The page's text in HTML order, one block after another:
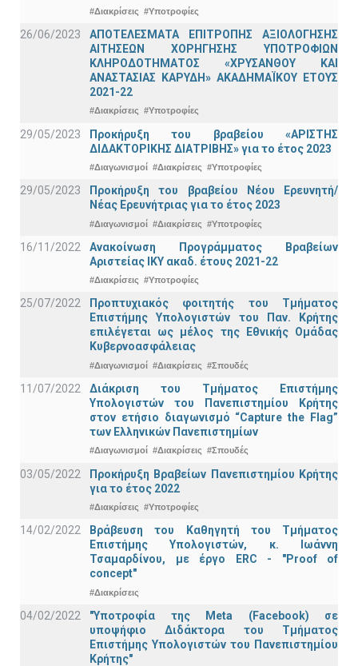
#Διακρίσεις #Υποτροφίες
26/06/2023
ΑΠΟΤΕΛΕΣΜΑΤΑ ΕΠΙΤΡΟΠΗΣ ΑΞΙΟΛΟΓΗΣΗΣ
ΑΙΤΗΣΕΩΝ ΧΟΡΗΓΗΣΗΣ ΥΠΟΤΡΟΦΙΩΝ
ΚΛΗΡΟΔΟΤΗΜΑΤΟΣ «ΧΡΥΣΑΝΘΟΥ ΚΑΙ
ΑΝΑΣΤΑΣΙΑΣ ΚΑΡΥΔΗ» ΑΚΑΔΗΜΑΪΚΟΥ ΕΤΟΥΣ
2021-22
#Διακρίσεις #Υποτροφίες
29/05/2023
Προκήρυξη του βραβείου «ΑΡΙΣΤΗΣ
ΔΙΔΑΚΤΟΡΙΚΗΣ ΔΙΑΤΡΙΒΗΣ» για το έτος 2023
#Διαγωνισμοί #Διακρίσεις #Υποτροφίες
29/05/2023
Προκήρυξη του βραβείου Νέου Ερευνητή/
Νέας Ερευνήτριας για το έτος 2023
#Διαγωνισμοί #Διακρίσεις #Υποτροφίες
16/11/2022
Ανακοίνωση Προγράμματος Βραβείων
Αριστείας ΙΚΥ ακαδ. έτους 2021-22
#Διακρίσεις #Υποτροφίες
25/07/2022
Προπτυχιακός φοιτητής του Τμήματος
Επιστήμης Υπολογιστών του Παν. Κρήτης
επιλέγεται ως μέλος της Εθνικής Ομάδας
Κυβερνοασφάλειας
#Διαγωνισμοί #Διακρίσεις #Σπουδές
11/07/2022
Διάκριση του Τμήματος Επιστήμης
Υπολογιστών του Πανεπιστημίου Κρήτης
στον ετήσιο διαγωνισμό “Capture the Flag”
των Ελληνικών Πανεπιστημίων
#Διαγωνισμοί #Διακρίσεις #Σπουδές
03/05/2022
Προκήρυξη Βραβείων Πανεπιστημίου Κρήτης
για το έτος 2022
#Διακρίσεις #Υποτροφίες
14/02/2022
Βράβευση του Καθηγητή του Τμήματος
Επιστήμης Υπολογιστών, κ. Ιωάννη
Τσαμαρδίνου, με έργο ERC - "Proof of
concept"
#Διακρίσεις
04/02/2022
"Υποτροφία της Meta (Facebook) σε
υποψήφιο Διδάκτορα του Τμήματος
Επιστήμης Υπολογιστών του Πανεπιστημίου
Κρήτης"